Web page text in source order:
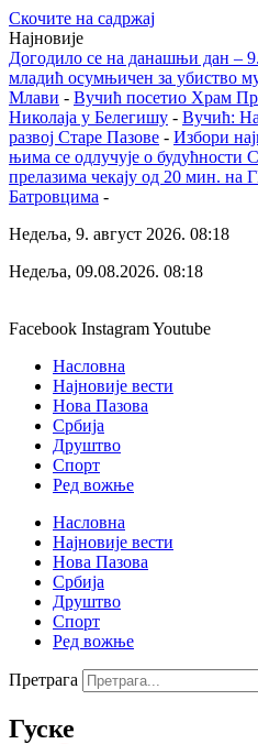
Скочите на садржај
Најновије
Догодило се на данашњи дан –
младић осумњичен за убиство
Млави - Вучић посетио Храм
Николаја у Белегишу - Вучић:
развој Старе Пазове - Избори
њима се одлучује о будућности
прелазима чекају од 20 мин.
Батровцима -
Недеља, 9. август 2026. 08:18
Недеља, 09.08.2026. 08:18
Facebook InstagramYoutube
Насловна
Најновије вести
Нова Пазова
Србија
Друштво
Спорт
Ред вожње
Насловна
Најновије вести
Нова Пазова
Србија
Друштво
Спорт
Ред вожње
Претрага
Гуске